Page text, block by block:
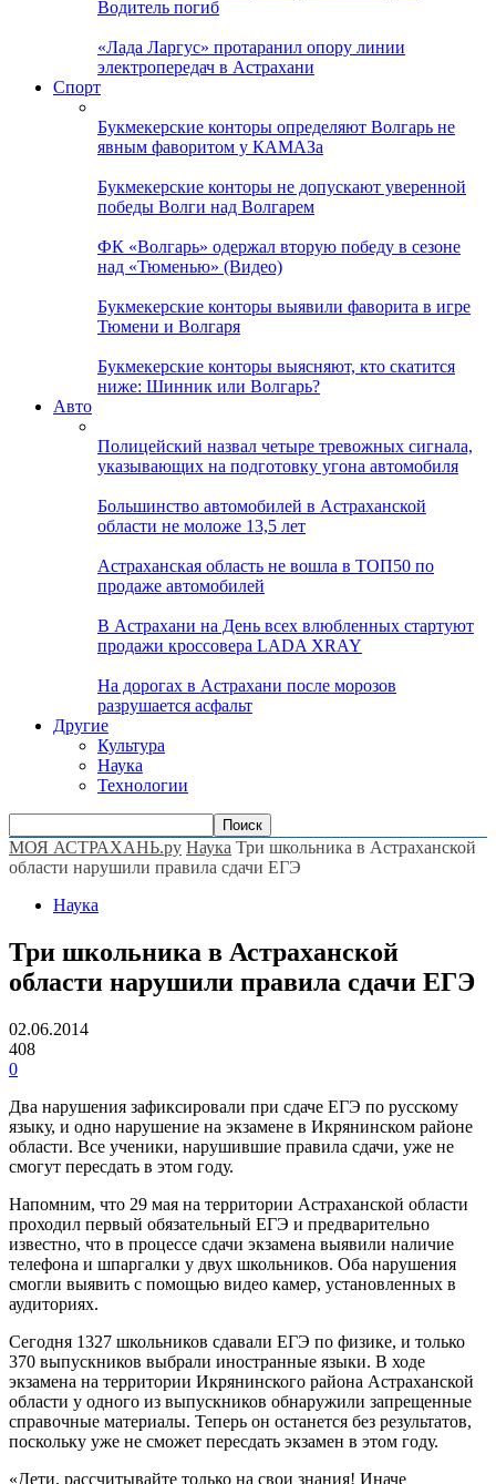
Водитель погиб
«Лада Ларгус» протаранил опору линии
электропередач в Астрахани
Спорт
Букмекерские конторы определяют Волгарь не
явным фаворитом у КАМАЗа
Букмекерские конторы не допускают уверенной
победы Волги над Волгарем
ФК «Волгарь» одержал вторую победу в сезоне
над «Тюменью» (Видео)
Букмекерские конторы выявили фаворита в игре
Тюмени и Волгаря
Букмекерские конторы выясняют, кто скатится
ниже: Шинник или Волгарь?
Авто
Полицейский назвал четыре тревожных сигнала,
указывающих на подготовку угона автомобиля
Большинство автомобилей в Астраханской
области не моложе 13,5 лет
Астраханская область не вошла в ТОП50 по
продаже автомобилей
В Астрахани на День всех влюбленных стартуют
продажи кроссовера LADA XRAY
На дорогах в Астрахани после морозов
разрушается асфальт
Другие
Культура
Наука
Технологии
МОЯ АСТРАХАНЬ.ру Наука Три школьника в Астраханской
области нарушили правила сдачи ЕГЭ
Наука
Три школьника в Астраханской
области нарушили правила сдачи ЕГЭ
02.06.2014
408
0
Два нарушения зафиксировали при сдаче ЕГЭ по русскому
языку, и одно нарушение на экзамене в Икрянинском районе
области. Все ученики, нарушившие правила сдачи, уже не
смогут пересдать в этом году.
Напомним, что 29 мая на территории Астраханской области
проходил первый обязательный ЕГЭ и предварительно
известно, что в процессе сдачи экзамена выявили наличие
телефона и шпаргалки у двух школьников. Оба нарушения
смогли выявить с помощью видео камер, установленных в
аудиториях.
Сегодня 1327 школьников сдавали ЕГЭ по физике, и только
370 выпускников выбрали иностранные языки. В ходе
экзамена на территории Икрянинского района Астраханской
области у одного из выпускников обнаружили запрещенные
справочные материалы. Теперь он останется без результатов,
поскольку уже не сможет пересдать экзамен в этом году.
«Дети, рассчитывайте только на свои знания! Иначе